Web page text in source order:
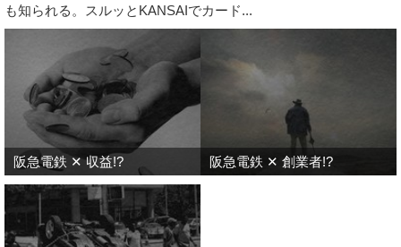
も知られる。スルッとKANSAIでカード...
阪急電鉄 ✕ 収益!? 阪急電鉄 ✕ 創業者!?